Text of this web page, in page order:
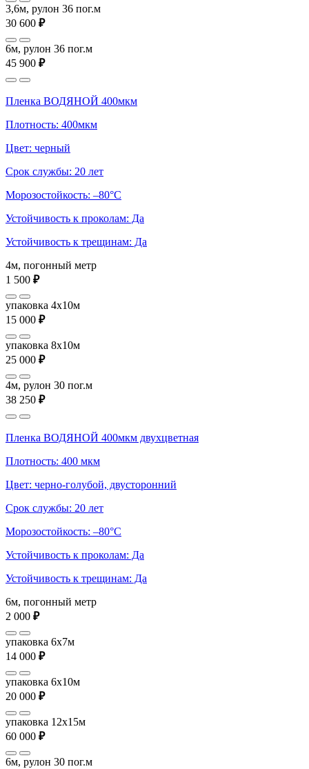
3,6м, рулон 36 пог.м
30 600 ₽
6м, рулон 36 пог.м
45 900 ₽
Пленка ВОДЯНОЙ 400мкм
Плотность: 400мкм
Цвет: черный
Срок службы: 20 лет
Морозостойкость: –80°С
Устойчивость к проколам: Да
Устойчивость к трещинам: Да
4м, погонный метр
1 500 ₽
упаковка 4x10м
15 000 ₽
упаковка 8x10м
25 000 ₽
4м, рулон 30 пог.м
38 250 ₽
Пленка ВОДЯНОЙ 400мкм двухцветная
Плотность: 400 мкм
Цвет: черно-голубой, двусторонний
Срок службы: 20 лет
Морозостойкость: –80°С
Устойчивость к проколам: Да
Устойчивость к трещинам: Да
6м, погонный метр
2 000 ₽
упаковка 6x7м
14 000 ₽
упаковка 6x10м
20 000 ₽
упаковка 12x15м
60 000 ₽
6м, рулон 30 пог.м